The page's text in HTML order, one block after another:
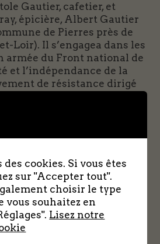
Gautier, cafetier, et
épicière, Albert Gautier
de Pierres près de
Loir). Il s’engagea dans les
armée du Front national de
et l’indépendance de la
de résistance dirigé
français (PCF).
janvier 1944, les FTPF du
par la répression de
de Vichy
et Le Baube, préfet
probablement par la
ses camarades FTPF,
à Chartres (Eure-et-
à Fresnes.
le 15 mai 1944 pour «
» par le tribunal
cookies. Si vous êtes
sur "Accepter tout".
choisir le type
vous souhaitez en
Lisez notre